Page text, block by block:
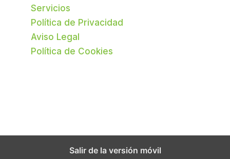
Servicios
Política de Privacidad
Aviso Legal
Política de Cookies
Salir de la versión móvil